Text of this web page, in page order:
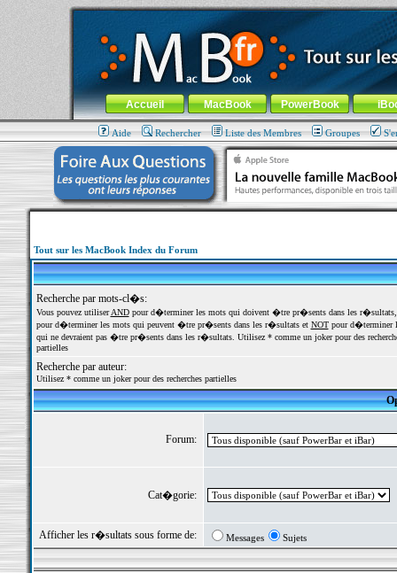
MacBook-fr.com : 100% Apple... 100% nomade !
Aller au contenu-Aller au menu général-Aller au menu de
Menu général
Accueil MacBook PowerBook
Aide Rechercher Liste des Membres Groupes
Tout sur les MacBook Index du Forum
Recherche par mots-cl�s:
Vous pouvez utiliserANDpour d�terminer les mots qui doivent �tre pr�sents dans les
pour d�terminer les mots qui peuvent �tre pr�sents dans les r�sultats et NOTpour d�terminer
qui ne devraient pas �tre pr�sents dans les r�sultats. Utilisez * comme un joker pour des
partielles
Recherche par auteur:
Utilisez * comme un joker pour des recherches partielles
Forum:
Cat�gorie:
Afficher les r�sultats sous forme de: Messages Sujets